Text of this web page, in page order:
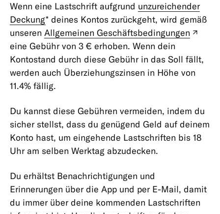
Mitgliedschaften
&
Kontotypen
Karten
Zahlungen,
Überweisungen
&
Abhebungen
Abhebungen
Überweisungen
Lastschriften
&
Daueraufträge
Wenn eine Lastschrift aufgrund unzureichender
Deckung* deines Kontos zurückgeht, wird gemäß
unseren Allgemeinen Geschäftsbedingungen
eine Gebühr von 3 € erhoben. Wenn dein
Kontostand durch diese Gebühr in das Soll fällt,
werden auch Überziehungszinsen in Höhe von
11.4% fällig.
Du kannst diese Gebühren vermeiden, indem du
sicher stellst, dass du genügend Geld auf deinem
Konto hast, um eingehende Lastschriften bis 18
Uhr am selben Werktag abzudecken.
Du erhältst Benachrichtigungen und
Erinnerungen über die App und per E-Mail, damit
du immer über deine kommenden Lastschriften